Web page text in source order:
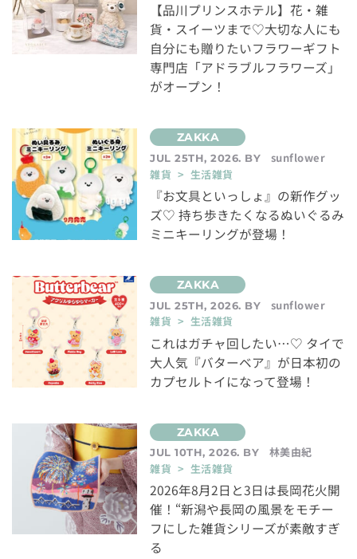
【品川プリンスホテル】花・雑
貨・スイーツまで♡大切な人にも
自分にも贈りたいフラワーギフト
専門店「アドラブルフラワーズ」
がオープン！
JUL 25TH, 2026. BY
sunflower
雑貨 > 生活雑貨
『お文具といっしょ』の新作グッ
ズ♡ 持ち歩きたくなるぬいぐるみ
ミニキーリングが登場！
JUL 25TH, 2026. BY
sunflower
雑貨 > 生活雑貨
これはガチャ回したい…♡ タイで
大人気『バターベア』が日本初の
カプセルトイになって登場！
JUL 10TH, 2026. BY
林美由紀
雑貨 > 生活雑貨
2026年8月2日と3日は長岡花火開
催！“新潟や長岡の風景をモチー
フにした雑貨シリーズが素敵すぎ
る